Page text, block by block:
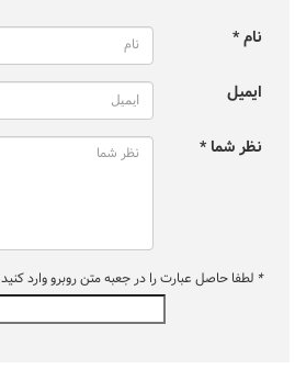
نام *
ایمیل
نظر شما *
* لطفا حاصل عبارت را در جعبه متن روبرو وارد کنید